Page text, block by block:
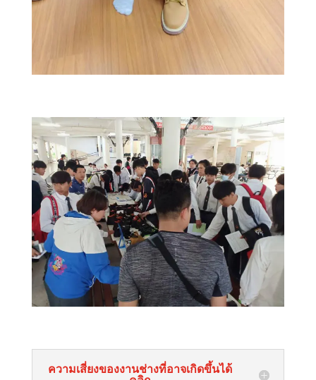
ความเสี่ยงของงานช่างที่อาจเกิดขึ้นได้